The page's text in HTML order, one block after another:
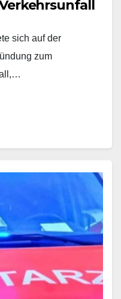
sich auf der
zum